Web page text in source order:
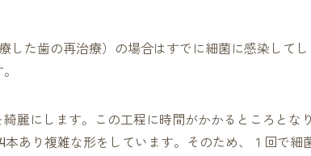
た歯の再治療）の場合はすでに細菌に感染して
麗にします。この工程に時間がかかるところとな
あり複雑な形をしています。そのため、１回で細